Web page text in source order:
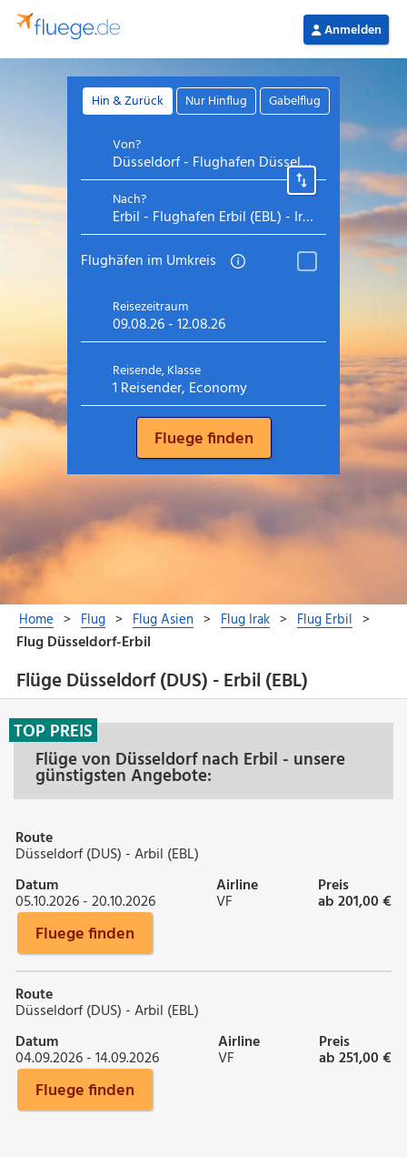
Flüge Düsseldorf (DUS) - Erbil (EBL)
Flüge von Düsseldorf nach Erbil - unsere
günstigsten Angebote:
TOP PREIS
Route
Düsseldorf (DUS) - Arbil (EBL)
Datum
05.10.2026 - 20.10.2026
Airline
VF
Preis
ab 201,00 €
Fluege finden
Route
Düsseldorf (DUS) - Arbil (EBL)
Datum
04.09.2026 - 14.09.2026
Airline
VF
Preis
ab 251,00 €
Fluege finden